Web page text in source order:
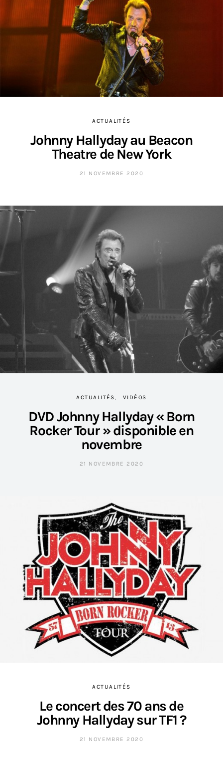
ACTUALITÉS
Johnny Hallyday au Beacon
Theatre de New York
21 NOVEMBRE 2020
ACTUALITÉS VIDÉOS
DVD Johnny Hallyday « Born
Rocker Tour » disponible en
novembre
21 NOVEMBRE 2020
ACTUALITÉS
Le concert des 70 ans de
Johnny Hallyday sur TF1 ?
21 NOVEMBRE 2020